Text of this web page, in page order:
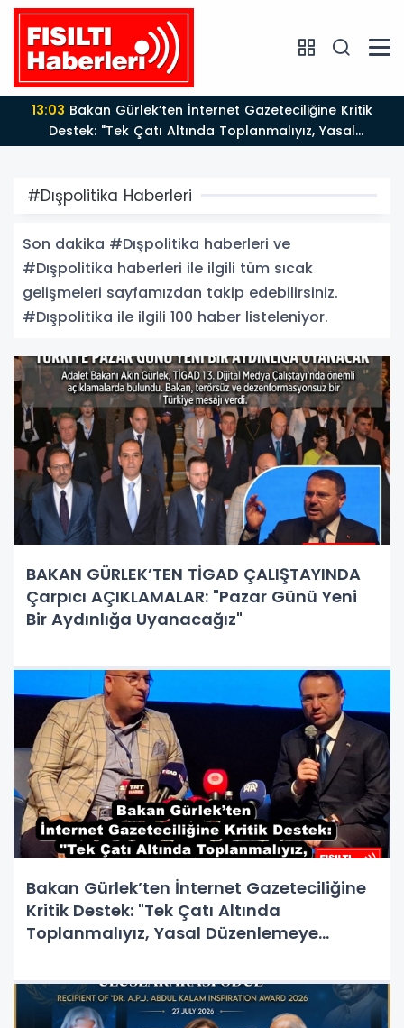
12:12Fısıltı Haberleri Yazarı Dr. Canan Yılmaz’a
Uluslararası Alanda Büyük Onur: “Dr. A.P.J. Abdul
Kalam İlham Ödülü 2026”
#Dışpolitika Haberleri
Son dakika #Dışpolitika haberleri ve
#Dışpolitika haberleri ile ilgili tüm sıcak
gelişmeleri sayfamızdan takip edebilirsiniz.
#Dışpolitika ile ilgili 100 haber listeleniyor.
BAKAN GÜRLEK’TEN TİGAD ÇALIŞTAYINDA
Çarpıcı AÇIKLAMALAR: "Pazar Günü Yeni
Bir Aydınlığa Uyanacağız"
Bakan Gürlek’ten İnternet Gazeteciliğine
Kritik Destek: "Tek Çatı Altında
Toplanmalıyız, Yasal Düzenlemeye